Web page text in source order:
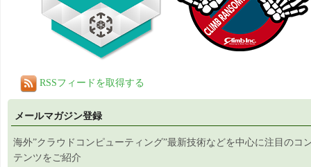
RSSフィードを取得する
メールマガジン登録
海外”クラウドコンピューティング”最新技術などを中心に注目のコ
テンツをご紹介